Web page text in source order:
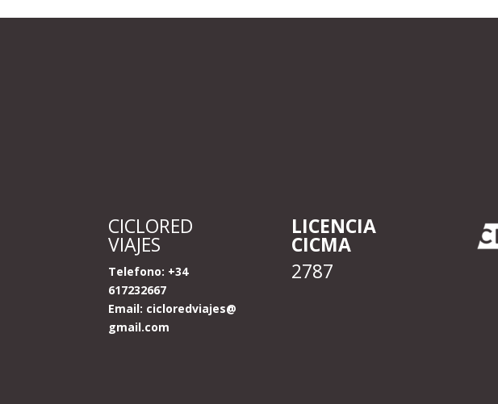
CICLORED
VIAJES
Telefono: +34
617232667
Email: cicloredviajes@
gmail.com
LICENCIA
CICMA
2787